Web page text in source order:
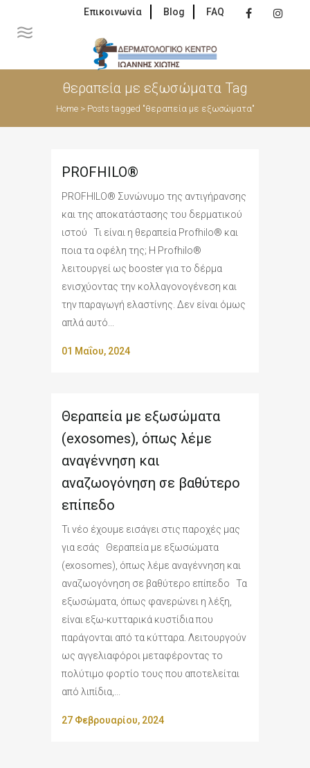
Επικοινωνία Blog FAQ
θεραπεία με εξωσώματα Tag
Home> Posts tagged "θεραπεία με εξωσώματα"
PROFHILO®
PROFHILO® Συνώνυμο της αντιγήρανσης
και της αποκατάστασης του δερματικού
ιστού Τι είναι η θεραπεία Profhilo® και
ποια τα οφέλη της; Η Profhilo®
λειτουργεί ως booster για το δέρμα
ενισχύοντας την κολλαγονογένεση και
την παραγωγή ελαστίνης. Δεν είναι όμως
απλά αυτό...
01 Μαΐου, 2024
Θεραπεία με εξωσώματα
(exosomes), όπως λέμε
αναγέννηση και
αναζωογόνηση σε βαθύτερο
επίπεδο
Τι νέο έχουμε εισάγει στις παροχές μας
για εσάς Θεραπεία με εξωσώματα
(exosomes), όπως λέμε αναγέννηση και
αναζωογόνηση σε βαθύτερο επίπεδο Τα
εξωσώματα, όπως φανερώνει η λέξη,
είναι εξω-κυτταρικά κυστίδια που
παράγονται από τα κύτταρα. Λειτουργούν
ως αγγελιαφόροι μεταφέροντας το
πολύτιμο φορτίο τους που αποτελείται
από λιπίδια,...
27 Φεβρουαρίου, 2024